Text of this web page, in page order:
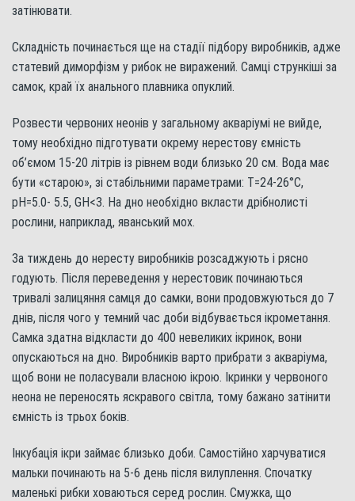
затінювати.
Складність починається ще на стадії підбору виробників, адже
статевий диморфізм у рибок не виражений. Самці стрункіші за
самок, край їх анального плавника опуклий.
Розвести червоних неонів у загальному акваріумі не вийде,
тому необхідно підготувати окрему нерестову ємність
об’ємом 15-20 літрів із рівнем води близько 20 см. Вода має
бути «старою», зі стабільними параметрами: Т=24-26°С,
pH=5.0- 5.5, GH<3. На дно необхідно вкласти дрібнолисті
рослини, наприклад, яванський мох.
За тиждень до нересту виробників розсаджують і рясно
годують. Після переведення у нерестовик починаються
тривалі залицяння самця до самки, вони продовжуються до 7
днів, після чого у темний час доби відбувається ікрометання.
Самка здатна відкласти до 400 невеликих ікринок, вони
опускаються на дно. Виробників варто прибрати з акваріума,
щоб вони не поласували власною ікрою. Ікринки у червоного
неона не переносять яскравого світла, тому бажано затінити
ємність із трьох боків.
Інкубація ікри займає близько доби. Самостійно харчуватися
мальки починають на 5-6 день після вилуплення. Спочатку
маленькі рибки ховаються серед рослин. Смужка, що